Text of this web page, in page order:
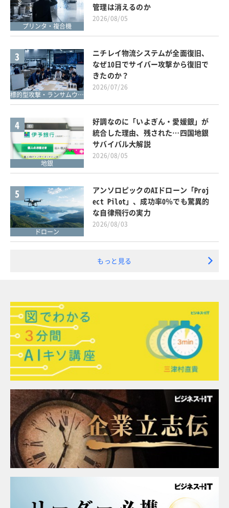
プリンタ・複合機
管理は消えるのか
2026/08/05
3
標的型攻撃・ランサムウェア対策
ニチレイ物流システムが全面復旧、
なぜ10日でサイバー攻撃から復旧で
きたのか？
2026/07/26
4
地銀
好調なのに「いよぎん・愛媛銀」が
統合した理由、残された…四国地銀
サバイバル大解説
2026/08/05
5
ドローン
アンソロピックのAIドローン「Proj
ect Pilot」、成功率0％でも驚異的
な自律飛行の実力
2026/08/03
もっと見る